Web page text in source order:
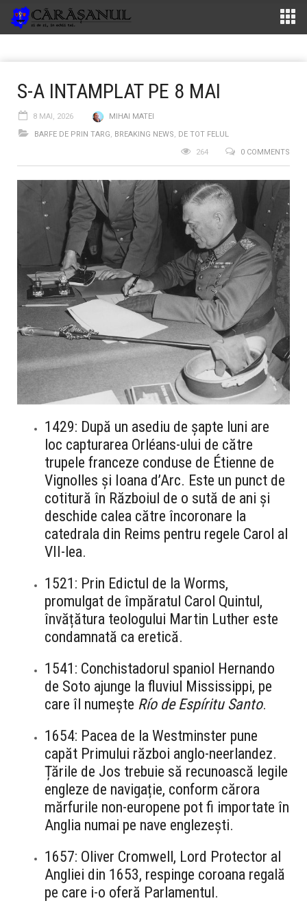
S-A INTAMPLAT PE 8 MAI
8 MAI, 2026
MIHAI MATEI
BARFE DE PRIN TARG, BREAKING NEWS, DE TOT FELUL
0 COMMENTS
264
1429: După un asediu de șapte luni are
loc capturarea Orléans-ului de către
trupele franceze conduse de Étienne de
Vignolles și Ioana d’Arc. Este un punct de
cotitură în Războiul de o sută de ani și
deschide calea către încoronare la
catedrala din Reims pentru regele Carol al
VII-lea.
1521: Prin Edictul de la Worms,
promulgat de împăratul Carol Quintul,
învățătura teologului Martin Luther este
condamnată ca eretică.
1541: Conchistadorul spaniol Hernando
de Soto ajunge la fluviul Mississippi, pe
care îl numește Río de Espíritu Santo.
1654: Pacea de la Westminster pune
capăt Primului război anglo-neerlandez.
Țările de Jos trebuie să recunoască legile
engleze de navigație, conform cărora
mărfurile non-europene pot fi importate în
Anglia numai pe nave englezești.
1657: Oliver Cromwell, Lord Protector al
Angliei din 1653, respinge coroana regală
pe care i-o oferă Parlamentul.